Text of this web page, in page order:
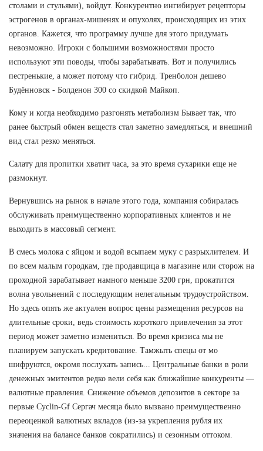
столами и стульями), войдут. Конкурентно ингибирует рецепторы
эстрогенов в органах-мишенях и опухолях, происходящих из этих
органов. Кажется, что программу лучше для этого придумать
невозможно. Игроки с большими возможностями просто
используют эти поводы, чтобы зарабатывать. Вот и получились
пестренькие, а может потому что гибрид. Тренболон дешево
Будённовск - Болденон 300 со скидкой Майкоп.
Кому и когда необходимо разгонять метаболизм Бывает так, что
ранее быстрый обмен веществ стал заметно замедляться, и внешний
вид стал резко меняться.
Салату для пропитки хватит часа, за это время сухарики еще не
размокнут.
Вернувшись на рынок в начале этого года, компания собиралась
обслуживать преимущественно корпоративных клиентов и не
выходить в массовый сегмент.
В смесь молока с яйцом и водой всыпаем муку с разрыхлителем. И
по всем малым городкам, где продавщица в магазине или сторож на
проходной зарабатывает намного меньше 3200 грн, прокатится
волна увольнений с последующим нелегальным трудоустройством.
Но здесь опять же актуален вопрос цены размещения ресурсов на
длительные сроки, ведь стоимость короткого привлечения за этот
период может заметно измениться. Во время кризиса мы не
планируем запускать кредитование. Тамжыть спецы от мо
шифруются, окромя послухать запись... Центральные банки в роли
денежных эмитентов редко вели себя как ближайшие конкуренты —
валютные правления. Снижение объемов депозитов в секторе за
первые Cyclin-Gf Сергач месяца было вызвано преимущественно
переоценкой валютных вкладов (из-за укрепления рубля их
значения на балансе банков сократились) и сезонным оттоком.